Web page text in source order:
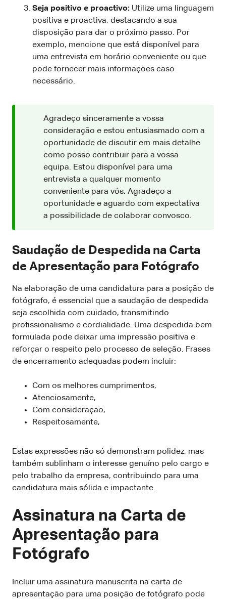
Seja positivo e proactivo: Utilize uma linguagem
positiva e proactiva, destacando a sua
disposição para dar o próximo passo. Por
exemplo, mencione que está disponível para
uma entrevista em horário conveniente ou que
pode fornecer mais informações caso
necessário.
Agradeço sinceramente a vossa
consideração e estou entusiasmado com a
oportunidade de discutir em mais detalhe
como posso contribuir para a vossa
equipa. Estou disponível para uma
entrevista a qualquer momento
conveniente para vós. Agradeço a
oportunidade e aguardo com expectativa
a possibilidade de colaborar convosco.
Saudação de Despedida na Carta
de Apresentação para Fotógrafo
Na elaboração de uma candidatura para a posição de
fotógrafo, é essencial que a saudação de despedida
seja escolhida com cuidado, transmitindo
profissionalismo e cordialidade. Uma despedida bem
formulada pode deixar uma impressão positiva e
reforçar o respeito pelo processo de seleção. Frases
de encerramento adequadas podem incluir:
Com os melhores cumprimentos,
Atenciosamente,
Com consideração,
Respeitosamente,
Estas expressões não só demonstram polidez, mas
também sublinham o interesse genuíno pelo cargo e
pelo trabalho da empresa, contribuindo para uma
candidatura mais sólida e impactante.
Assinatura na Carta de
Apresentação para
Fotógrafo
Incluir uma assinatura manuscrita na carta de
apresentação para uma posição de fotógrafo pode